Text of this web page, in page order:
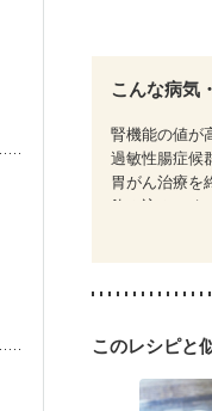
こんな病気
腎機能の値が
過敏性腸症候
胃がん治療を
飲み込みにくい
このレシピと